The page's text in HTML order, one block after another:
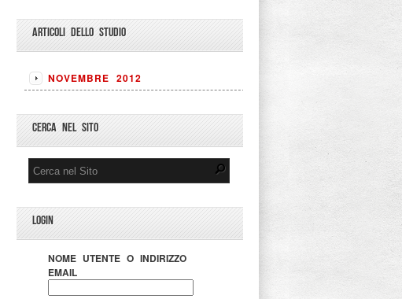
ARTICOLI DELLO STUDIO
NOVEMBRE 2012
CERCA NEL SITO
LOGIN
NOME UTENTE O INDIRIZZO
EMAIL